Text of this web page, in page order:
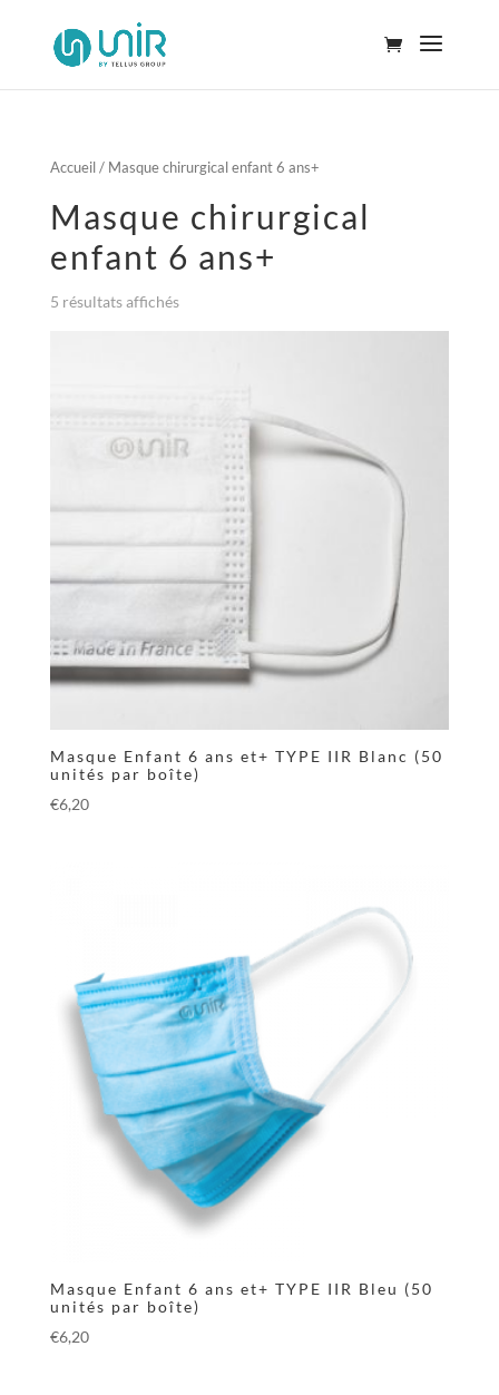
Accueil/ Masque chirurgical enfant 6 ans+
Masque chirurgical
enfant 6 ans+
5 résultats affichés
Masque Enfant 6 ans et+ TYPE IIR Blanc (50
unités par boîte)
€6,20
Masque Enfant 6 ans et+ TYPE IIR Bleu (50
unités par boîte)
€6,20